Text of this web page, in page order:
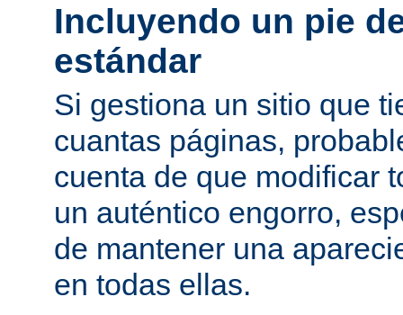
Incluyendo un pie
estándar
Si gestiona un sitio que
cuantas páginas,
cuenta de que modificar
un auténtico engorro,
de mantener una
en todas ellas.